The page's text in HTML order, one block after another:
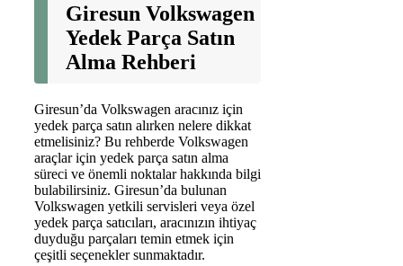
Giresun Volkswagen
Yedek Parça Satın
Alma Rehberi
Giresun’da Volkswagen aracınız için
yedek parça satın alırken nelere dikkat
etmelisiniz? Bu rehberde Volkswagen
araçlar için yedek parça satın alma
süreci ve önemli noktalar hakkında bilgi
bulabilirsiniz. Giresun’da bulunan
Volkswagen yetkili servisleri veya özel
yedek parça satıcıları, aracınızın ihtiyaç
duyduğu parçaları temin etmek için
çeşitli seçenekler sunmaktadır.